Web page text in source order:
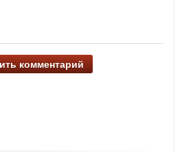
комментарий